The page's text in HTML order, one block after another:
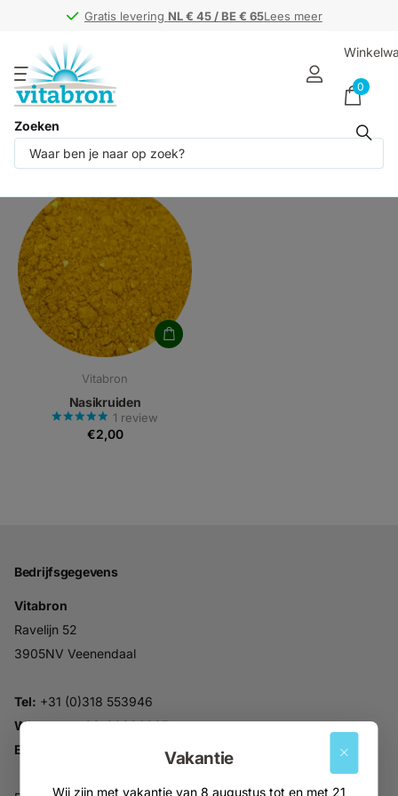
Gratis levering NL € 45 / BE € 65Lees meer
Gratis levering NL € 45 / BE € 65
Zoeken
0
Vakantie
Wij zijn met vakantie van 8 augustus tot en met 21
Producten (1)
Vitabron
Nasikruiden
1 review
€2,00
Bedrijfsgegevens
Vitabron
Ravelijn 52
3905NV Veenendaal
Tel: +31 (0)318 553946
Whatsapp:06-30896937
Email: